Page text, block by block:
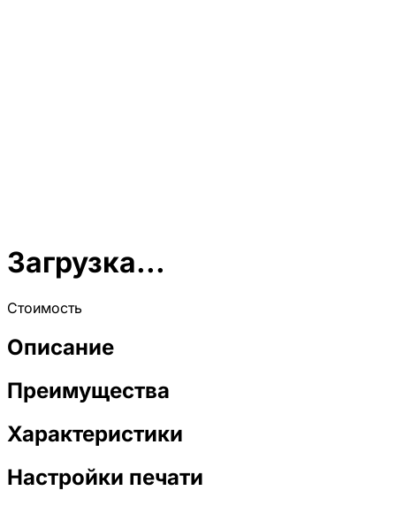
Загрузка...
Стоимость
Описание
Преимущества
Характеристики
Настройки печати